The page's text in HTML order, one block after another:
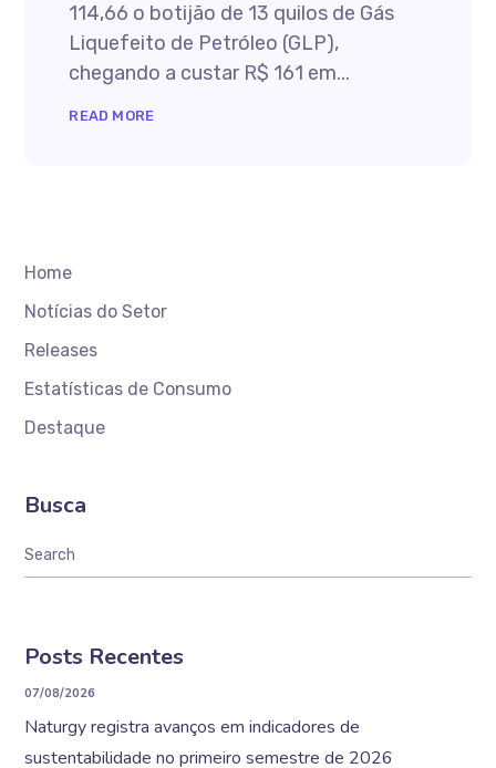
114,66 o botijão de 13 quilos de Gás
Liquefeito de Petróleo (GLP),
chegando a custar R$ 161 em...
READ MORE
Home
Notícias do Setor
Releases
Estatísticas de Consumo
Destaque
Busca
Posts Recentes
07/08/2026
Naturgy registra avanços em indicadores de
sustentabilidade no primeiro semestre de 2026